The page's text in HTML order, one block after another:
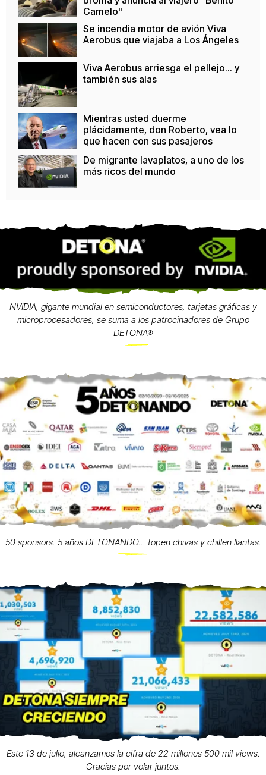
Camelo"
Se incendia motor de avión Viva
Aerobus que viajaba a Los Ángeles
Viva Aerobus arriesga el pellejo... y
también sus alas
Mientras usted duerme
plácidamente, don Roberto, vea lo
que hacen con sus pasajeros
De migrante lavaplatos, a uno de los
más ricos del mundo
NVIDIA, gigante mundial en semiconductores, tarjetas gráficas y
microprocesadores, se suma a los patrocinadores de Grupo
DETONA®
50 sponsors. 5 años DETONANDO... topen chivas y chillen llantas.
Este 13 de julio, alcanzamos la cifra de 22 millones 500 mil views.
Gracias por volar juntos.